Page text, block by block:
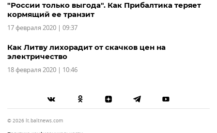
"России только выгода". Как Прибалтика теряет
кормящий ее транзит
17 февраля 2020 | 09:37
Как Литву лихорадит от скачков цен на
электричество
18 февраля 2020 | 10:46
© 2026 lt.baltnews.com